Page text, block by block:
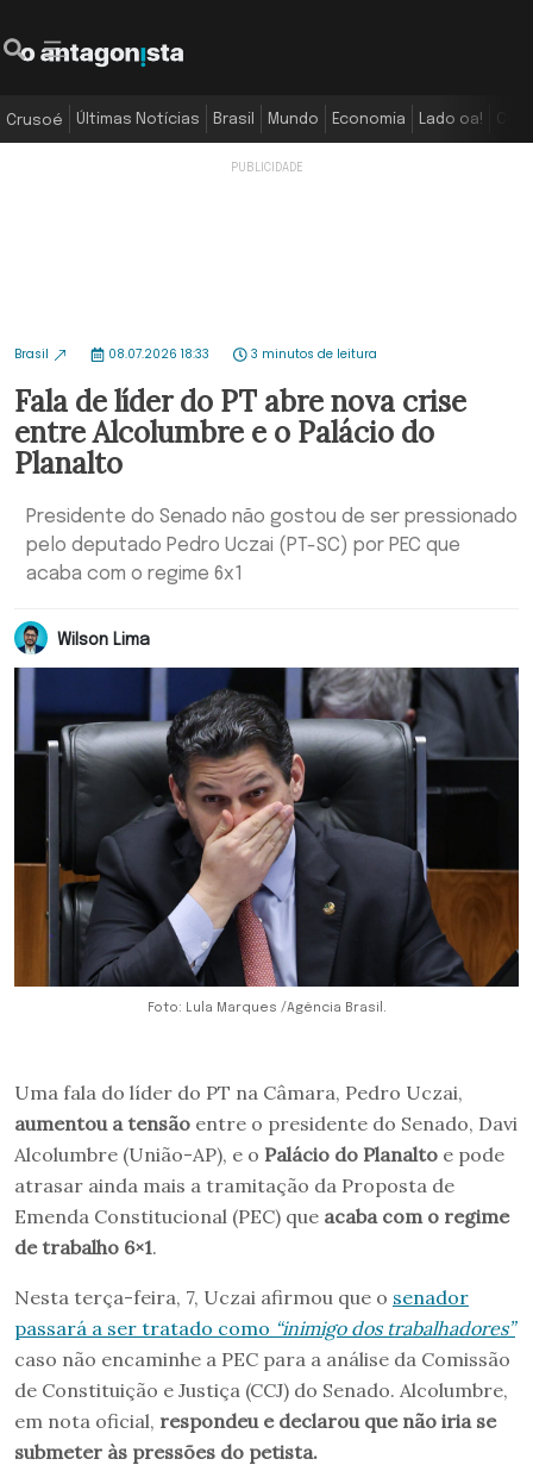
Crusoé Últimas Notícias Brasil Mundo Economia Lado oa!
Brasil 08.07.2026 18:33 3 minutos de leitura
Fala de líder do PT abre nova crise
entre Alcolumbre e o Palácio do
Planalto
Presidente do Senado não gostou de ser pressionado
pelo deputado Pedro Uczai (PT-SC) por PEC que
acaba com o regime 6x1
Wilson Lima
Foto: Lula Marques /Agência Brasil.
Uma fala do líder do PT na Câmara, Pedro Uczai,
aumentou a tensão entre o presidente do Senado, Davi
Alcolumbre (União-AP), e o Palácio do Planalto e pode
atrasar ainda mais a tramitação da Proposta de
Emenda Constitucional (PEC) que acaba com o regime
de trabalho 6×1.
Nesta terça-feira, 7, Uczai afirmou que o senador
passará a ser tratado como “inimigo dos trabalhadores”
caso não encaminhe a PEC para a análise da Comissão
de Constituição e Justiça (CCJ) do Senado. Alcolumbre,
em nota oficial, respondeu e declarou que não iria se
submeter às pressões do petista.